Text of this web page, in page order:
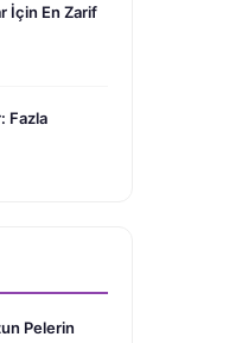
İçin En Zarif
Fazla
Pelerin